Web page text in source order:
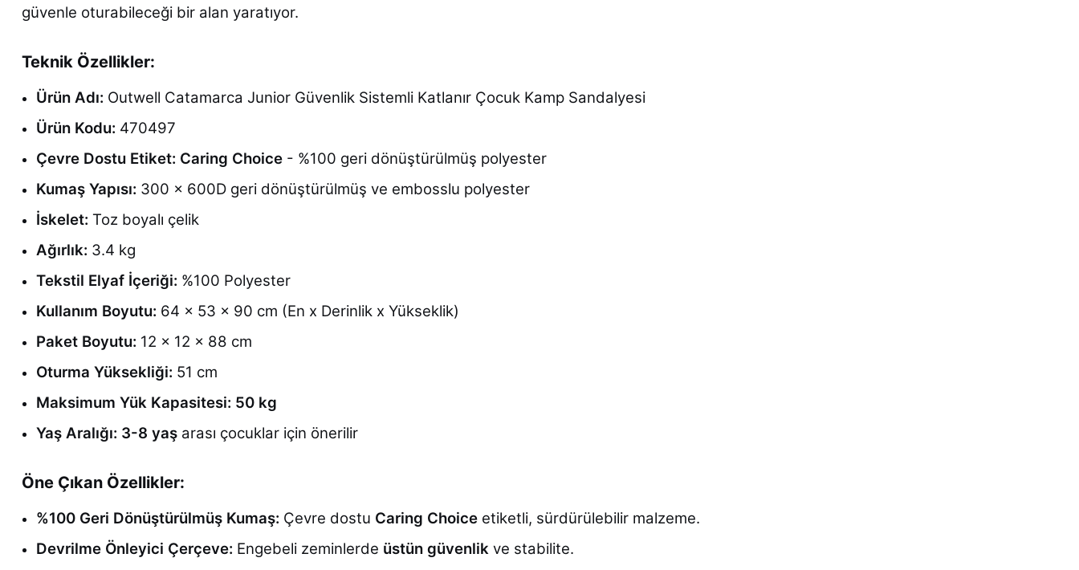
güvenle oturabileceği bir alan yaratıyor.
Teknik Özellikler:
Ürün Adı: Outwell Catamarca Junior Güvenlik Sistemli Katlanır Çocuk Kamp Sandalyesi
Ürün Kodu: 470497
Çevre Dostu Etiket: Caring Choice - %100 geri dönüştürülmüş polyester
Kumaş Yapısı: 300 x 600D geri dönüştürülmüş ve embosslu polyester
İskelet: Toz boyalı çelik
Ağırlık: 3.4 kg
Tekstil Elyaf İçeriği: %100 Polyester
Kullanım Boyutu: 64 x 53 x 90 cm (En x Derinlik x Yükseklik)
Paket Boyutu: 12 x 12 x 88 cm
Oturma Yüksekliği: 51 cm
Maksimum Yük Kapasitesi: 50 kg
Yaş Aralığı: 3-8 yaş arası çocuklar için önerilir
Öne Çıkan Özellikler:
%100 Geri Dönüştürülmüş Kumaş: Çevre dostu Caring Choice etiketli, sürdürülebilir malzeme.
Devrilme Önleyici Çerçeve: Engebeli zeminlerde üstün güvenlik ve stabilite.